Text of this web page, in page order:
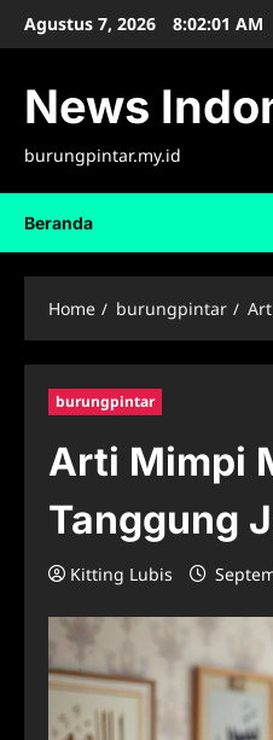
SkipAgustus 7, 2026 8:02:03 AM
News
burungpintar.my.id
Beranda
Home burungpintar
burungpintar
Arti Mimpi
Tanggung
Kitting Lubis